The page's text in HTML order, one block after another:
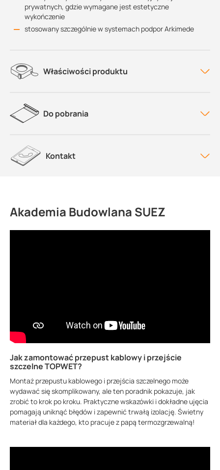
prywatnych, gdzie wymagane jest estetyczne
wykończenie
stosowany szczególnie w systemach podpor Arkimede
Właściwości produktu
Do pobrania
Kontakt
Akademia Budowlana SUEZ
Jak zamontować przepust kablowy i przejście
szczelne TOPWET?
Montaż przepustu kablowego i przejścia szczelnego może
wydawać się skomplikowany, ale ten poradnik pokazuje, jak
zrobić to krok po kroku. Praktyczne wskazówki i dokładne ujęcia
pomagają uniknąć błędów i zapewnić trwałą izolację. Świetny
materiał dla każdego, kto pracuje z papą termozgrzewalną!